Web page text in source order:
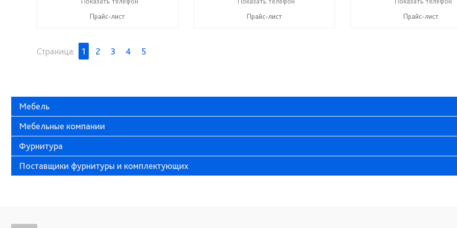
Прайс-лист
Прайс-лист
Прайс-лист
Страница: 1 2 3 4 5
Мебель
Мебельные компании
Фурнитура
Поставщики фурнитуры и комплектующих